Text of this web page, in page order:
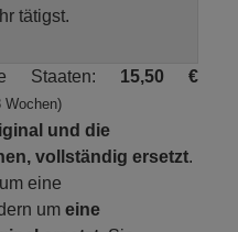
tätigst.
Staaten: 15,50 €
Wochen)
und die
vollständig ersetzt.
eine
um eine